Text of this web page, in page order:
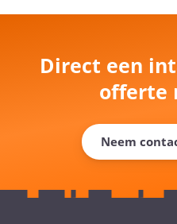
Direct een
offerte
Neem